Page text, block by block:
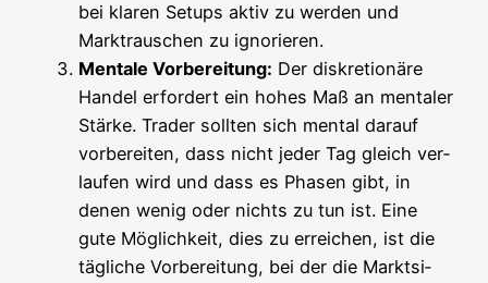
bei kla­ren Set­ups aktiv zu wer­den und
Markt­rau­schen zu ignorieren.
Men­ta­le Vor­be­rei­tung: Der dis­kre­tio­nä­re
Han­del erfor­dert ein hohes Maß an men­ta­ler
Stär­ke. Trader soll­ten sich men­tal dar­auf
vor­be­rei­ten, dass nicht jeder Tag gleich ver­
lau­fen wird und dass es Pha­sen gibt, in
denen wenig oder nichts zu tun ist. Eine
gute Mög­lich­keit, dies zu errei­chen, ist die
täg­li­che Vor­be­rei­tung, bei der die Markt­si­